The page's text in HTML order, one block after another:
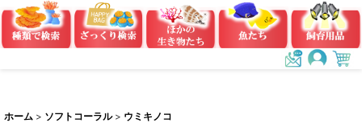
ホーム > ソフトコーラル > ウミキノコ